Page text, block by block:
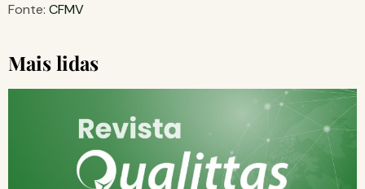
Fonte: CFMV
Mais lidas